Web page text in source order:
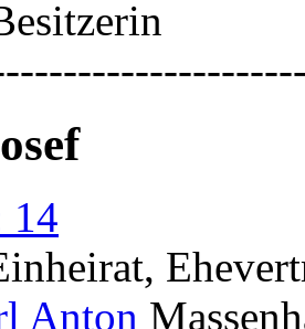
14
Anton